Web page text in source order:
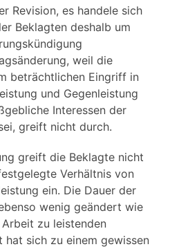
Revision, es handele sich
Beklagten deshalb um
weil die
beträchtlichen Eingriff in
und Gegenleistung
Interessen der
greift nicht durch.
greift die Beklagte nicht
Verhältnis von
ein. Die Dauer der
wenig geändert wie
zu leistenden
hat sich zu einem gewissen